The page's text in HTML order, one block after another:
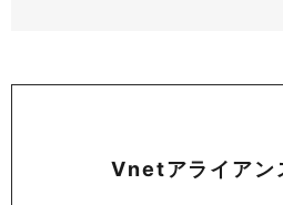
Vnetアライアン